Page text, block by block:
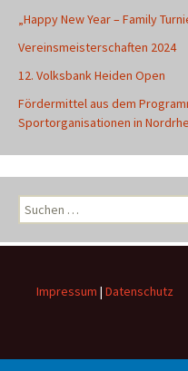
„Happy New Year – Family
Vereinsmeisterschaften 2024
12. Volksbank Heiden Open
Fördermittel aus dem
Sportorganisationen in
Suchen
nach:
Impressum | Datenschutz